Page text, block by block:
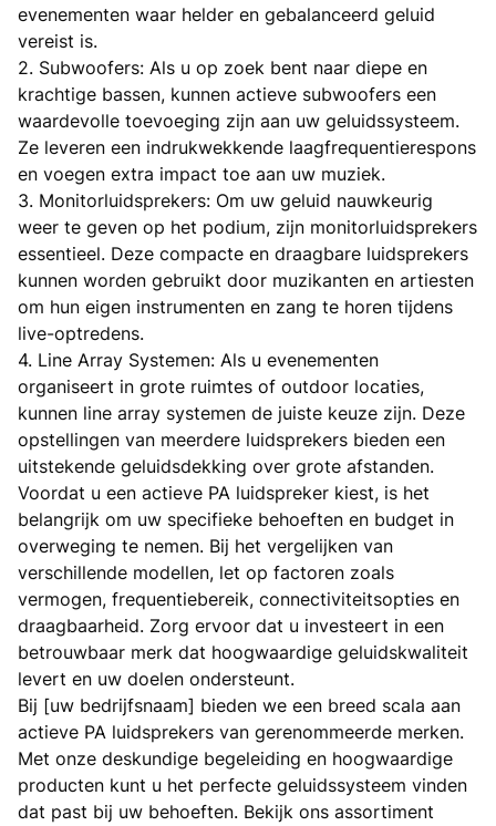
evenementen waar helder en gebalanceerd geluid
vereist is.
2. Subwoofers: Als u op zoek bent naar diepe en
krachtige bassen, kunnen actieve subwoofers een
waardevolle toevoeging zijn aan uw geluidssysteem.
Ze leveren een indrukwekkende laagfrequentierespons
en voegen extra impact toe aan uw muziek.
3. Monitorluidsprekers: Om uw geluid nauwkeurig
weer te geven op het podium, zijn monitorluidsprekers
essentieel. Deze compacte en draagbare luidsprekers
kunnen worden gebruikt door muzikanten en artiesten
om hun eigen instrumenten en zang te horen tijdens
live-optredens.
4. Line Array Systemen: Als u evenementen
organiseert in grote ruimtes of outdoor locaties,
kunnen line array systemen de juiste keuze zijn. Deze
opstellingen van meerdere luidsprekers bieden een
uitstekende geluidsdekking over grote afstanden.
Voordat u een actieve PA luidspreker kiest, is het
belangrijk om uw specifieke behoeften en budget in
overweging te nemen. Bij het vergelijken van
verschillende modellen, let op factoren zoals
vermogen, frequentiebereik, connectiviteitsopties en
draagbaarheid. Zorg ervoor dat u investeert in een
betrouwbaar merk dat hoogwaardige geluidskwaliteit
levert en uw doelen ondersteunt.
Bij [uw bedrijfsnaam] bieden we een breed scala aan
actieve PA luidsprekers van gerenommeerde merken.
Met onze deskundige begeleiding en hoogwaardige
producten kunt u het perfecte geluidssysteem vinden
dat past bij uw behoeften. Bekijk ons assortiment